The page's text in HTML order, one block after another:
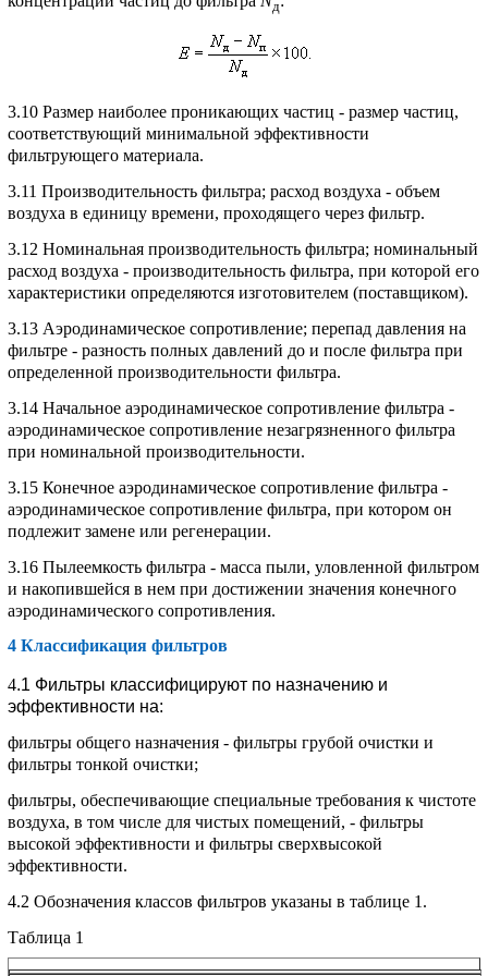
д
3.10 Размер наиболее проникающих частиц - размер частиц,
соответствующий минимальной эффективности
фильтрующего материала.
3.11 Производительность фильтра; расход воздуха - объем
воздуха в единицу времени, проходящего через фильтр.
3.12 Номинальная производительность фильтра; номинальный
расход воздуха - производительность фильтра, при которой его
характеристики определяются изготовителем (поставщиком).
3.13 Аэродинамическое сопротивление; перепад давления на
фильтре - разность полных давлений до и после фильтра при
определенной производительности фильтра.
3.14 Начальное аэродинамическое сопротивление фильтра -
аэродинамическое сопротивление незагрязненного фильтра
при номинальной производительности.
3.15 Конечное аэродинамическое сопротивление фильтра -
аэродинамическое сопротивление фильтра, при котором он
подлежит замене или регенерации.
3.16 Пылеемкость фильтра - масса пыли, уловленной фильтром
и накопившейся в нем при достижении значения конечного
аэродинамического сопротивления.
4 Классификация фильтров
4.1 Фильтры классифицируют по назначению и
эффективности на:
фильтры общего назначения - фильтры грубой очистки и
фильтры тонкой очистки;
фильтры, обеспечивающие специальные требования к чистоте
воздуха, в том числе для чистых помещений, - фильтры
высокой эффективности и фильтры сверхвысокой
эффективности.
4.2 Обозначения классов фильтров указаны в таблице 1.
Таблица 1